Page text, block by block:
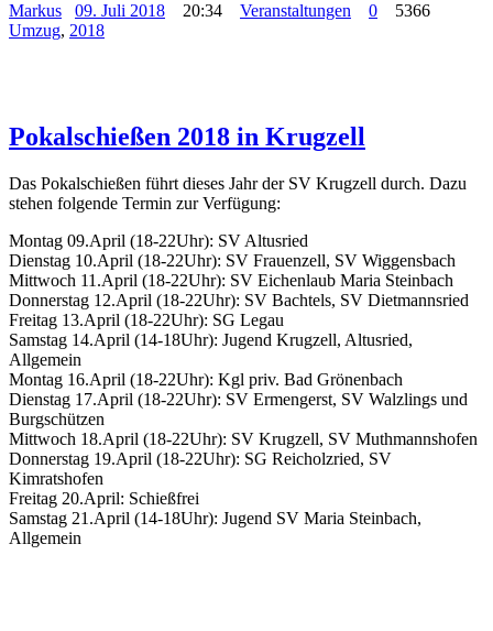
Markus 09. Juli 2018 20:34 Veranstaltungen 0
5366
Umzug, 2018
Pokalschießen 2018 in Krugzell
Das Pokalschießen führt dieses Jahr der SV Krugzell durch. Dazu
stehen folgende Termin zur Verfügung:
Montag 09.April (18-22Uhr): SV Altusried
Dienstag 10.April (18-22Uhr): SV Frauenzell, SV Wiggensbach
Mittwoch 11.April (18-22Uhr): SV Eichenlaub Maria Steinbach
Donnerstag 12.April (18-22Uhr): SV Bachtels, SV Dietmannsried
Freitag 13.April (18-22Uhr): SG Legau
Samstag 14.April (14-18Uhr): Jugend Krugzell, Altusried,
Allgemein
Montag 16.April (18-22Uhr): Kgl priv. Bad Grönenbach
Dienstag 17.April (18-22Uhr): SV Ermengerst, SV Walzlings und
Burgschützen
Mittwoch 18.April (18-22Uhr): SV Krugzell, SV Muthmannshofen
Donnerstag 19.April (18-22Uhr): SG Reicholzried, SV
Kimratshofen
Freitag 20.April: Schießfrei
Samstag 21.April (14-18Uhr): Jugend SV Maria Steinbach,
Allgemein